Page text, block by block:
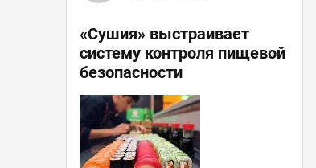
«Сушия» выстраивает
систему контроля пищевой
безопасности